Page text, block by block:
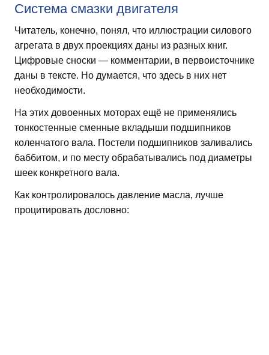
Система смазки двигателя
Читатель, конечно, понял, что иллюстрации силового
агрегата в двух проекциях даны из разных книг.
Цифровые сноски — комментарии, в первоисточнике
даны в тексте. Но думается, что здесь в них нет
необходимости.
На этих довоенных моторах ещё не применялись
тонкостенные сменные вкладыши подшипников
коленчатого вала. Постели подшипников заливались
баббитом, и по месту обрабатывались под диаметры
шеек конкретного вала.
Как контролировалось давление масла, лучше
процитировать дословно: